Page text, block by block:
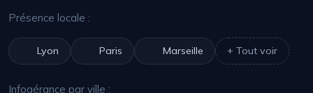
Présence locale :
Lyon Paris Marseille + Tout voir
Infogérance par ville :